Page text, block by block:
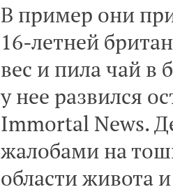
В пример они
16-летней
вес и пила чай в
у нее развился
Immortal News.
жалобами на
области живота